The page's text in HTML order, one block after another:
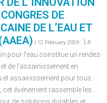
DE
DE L’EAU ET
| 12 February 2026
Le
pour l’eau constitue un rendez-
de l’assainissement en
et assainissement pour tous :
cet événement rassemble les